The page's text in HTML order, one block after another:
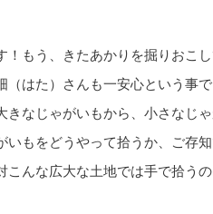
！もう、きたあかりを掘りおこ
（はた）さんも一安心という事で
きなじゃがいもから、小さなじ
いもをどうやって拾うか、ご存
こんな広大な土地では手で拾う